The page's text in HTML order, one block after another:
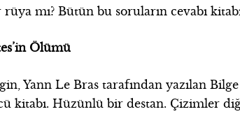
mı? Bütün bu soruların cevabı
Ölümü
Yann Le Bras tarafından yazılan
kitabı. Hüzünlü bir destan. Çizimler